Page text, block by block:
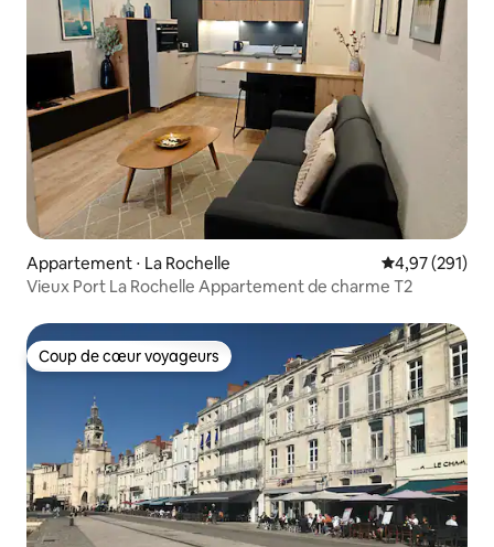
Appartement ⋅ La Rochelle Évaluation
4,97 (291)
Vieux Port La Rochelle Appartement de charme T2
Coup de cœur voyageurs
Coup de cœur voyageurs